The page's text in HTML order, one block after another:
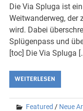
Die Via Spluga ist
Weitwanderweg, der
wird. Dabei
Splügenpass und
[toc] Die Via Spluga
WEITERLESEN
Featured / Neue